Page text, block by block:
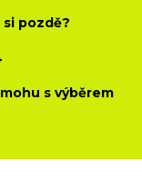
si pozdě?
s výběrem